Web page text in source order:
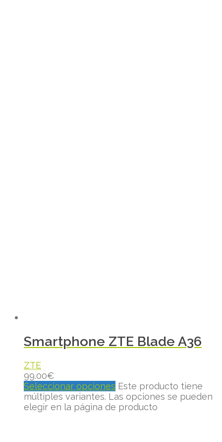
Smartphone ZTE Blade A36
ZTE
99.00€
Seleccionar opciones Este producto tiene
múltiples variantes. Las opciones se pueden
elegir en la página de producto